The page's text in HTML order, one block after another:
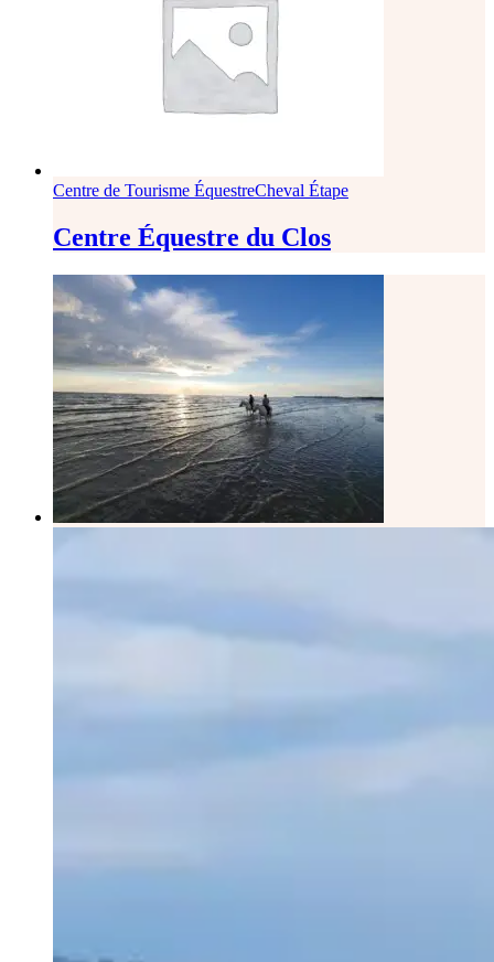
Centre de Tourisme ÉquestreCheval Étape
Centre Équestre du Clos